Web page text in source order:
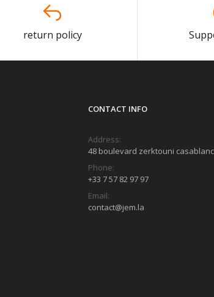
return policy
CONTACT INFO
Address:
48 boulevard zerktouni
Phone:
+33 7 57 82 97 97
Email:
contact@jem.la